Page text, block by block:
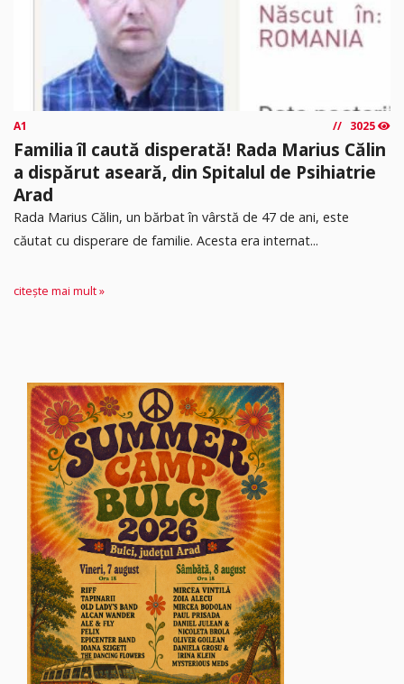
A1 3025
Familia îl caută disperată! Rada Marius Călin
a dispărut aseară, din Spitalul de Psihiatrie
Arad
Rada Marius Călin, un bărbat în vârstă de 47 de ani, este
căutat cu disperare de familie. Acesta era internat...
citește mai mult »